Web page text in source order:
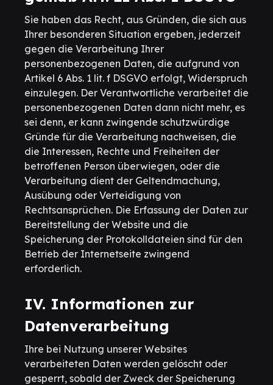
Sie haben das Recht, aus Gründen, die sich aus
Ihrer besonderen Situation ergeben, jederzeit
gegen die Verarbeitung Ihrer
personenbezogenen Daten, die aufgrund von
Artikel 6 Abs. 1 lit. f DSGVO erfolgt, Widerspruch
einzulegen. Der Verantwortliche verarbeitet die
personenbezogenen Daten dann nicht mehr, es
sei denn, er kann zwingende schutzwürdige
Gründe für die Verarbeitung nachweisen, die
die Interessen, Rechte und Freiheiten der
betroffenen Person überwiegen, oder die
Verarbeitung dient der Geltendmachung,
Ausübung oder Verteidigung von
Rechtsansprüchen. Die Erfassung der Daten zur
Bereitstellung der Website und die
Speicherung der Protokolldateien sind für den
Betrieb der Internetseite zwingend
erforderlich.
IV. Informationen zur
Datenverarbeitung
Ihre bei Nutzung unserer Websites
verarbeiteten Daten werden gelöscht oder
gesperrt, sobald der Zweck der Speicherung